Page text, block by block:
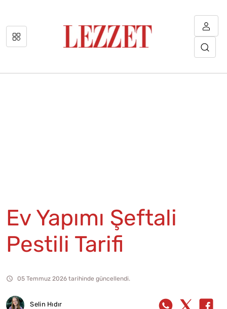
Ev Yapımı Şeftali
Pestili Tarifi
05 Temmuz 2026 tarihinde güncellendi.
Selin Hıdır